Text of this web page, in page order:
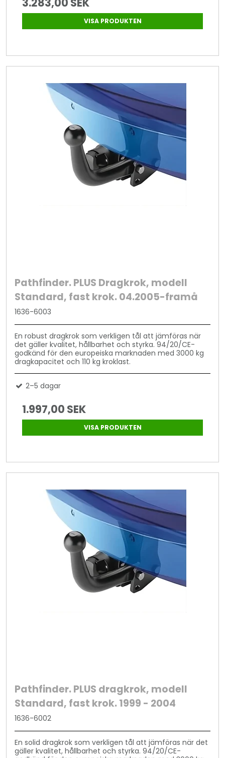
VISA PRODUKTEN
Pathfinder. PLUS Dragkrok, modell
Standard, fast krok. 04.2005-framå
1636-6003
En robust dragkrok som verkligen tål att jämföras när
det gäller kvalitet, hållbarhet och styrka. 94/20/CE-
godkänd för den europeiska marknaden med 3000 kg
dragkapacitet och 110 kg kroklast.
2–5 dagar
1.997,00 SEK
VISA PRODUKTEN
Pathfinder. PLUS dragkrok, modell
Standard, fast krok. 1999 - 2004
1636-6002
En solid dragkrok som verkligen tål att jämföras när det
gäller kvalitet, hållbarhet och styrka. 94/20/CE-